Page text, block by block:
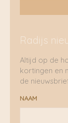
Radijs
Altijd op de
kortingen en
de
NAAM